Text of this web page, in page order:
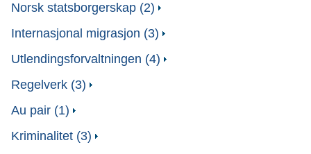
Norsk statsborgerskap (2)
Internasjonal migrasjon (3)
Utlendingsforvaltningen (4)
Regelverk (3)
Au pair (1)
Kriminalitet (3)